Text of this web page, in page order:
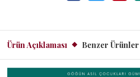
Ürün Açıklaması Benzer Ürünler